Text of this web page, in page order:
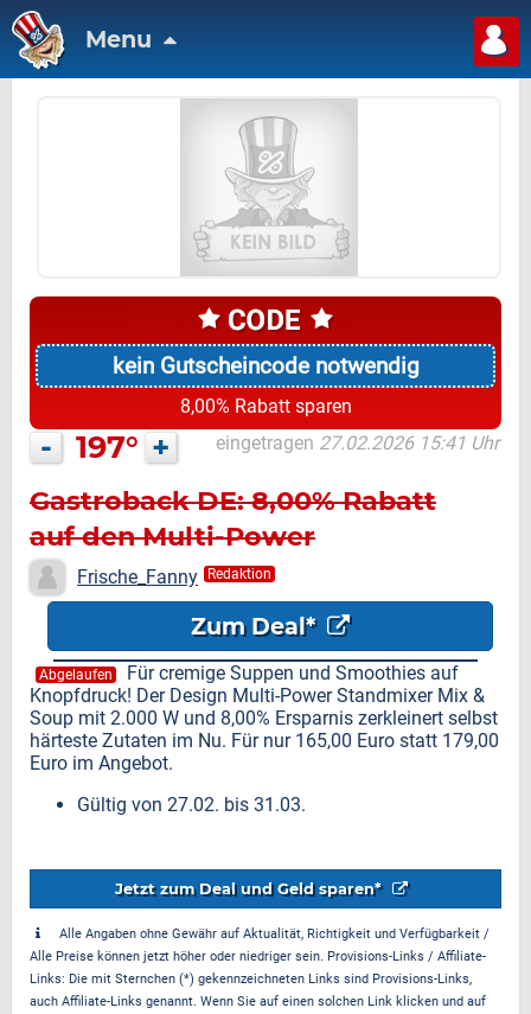
Menu
kein Gutscheincode notwendig
8,00% Rabatt sparen
- 197° + eingetragen 27.02.2026 15:41 Uhr
Gastroback DE: 8,00% Rabatt
auf den Multi-Power
Standmixer Mix & Soup
Frische_Fanny Redaktion
Zum Deal*
Abgelaufen
Für cremige Suppen und Smoothies auf
Knopfdruck! Der Design Multi-Power Standmixer Mix &
Soup mit 2.000 W und 8,00% Ersparnis zerkleinert selbst
härteste Zutaten im Nu. Für nur 165,00 Euro statt 179,00
Euro im Angebot.
Gültig von 27.02. bis 31.03.
Jetzt zum Deal und Geld sparen*
Alle Angaben ohne Gewähr auf Aktualität, Richtigkeit und Verfügbarkeit /
Alle Preise können jetzt höher oder niedriger sein. Provisions-Links / Affiliate-
Links: Die mit Sternchen (*) gekennzeichneten Links sind Provisions-Links,
auch Affiliate-Links genannt. Wenn Sie auf einen solchen Link klicken und auf